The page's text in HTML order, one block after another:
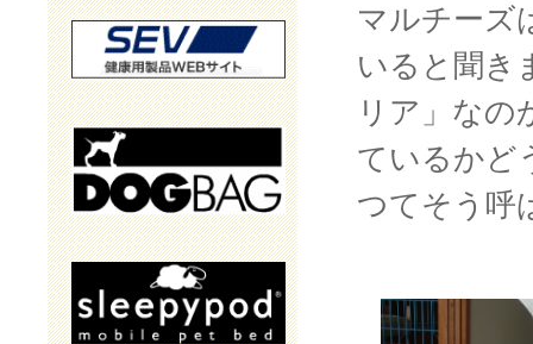
マルチーズ
いると聞き
リア」なの
ているかど
つてそう呼